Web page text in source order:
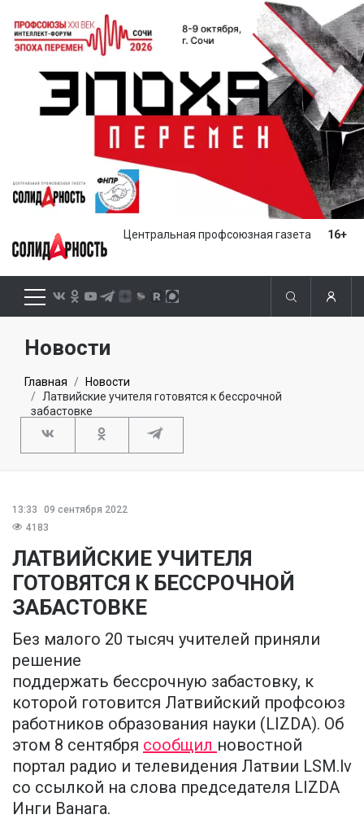
Центральная профсоюзная газета 16+
Новости
Главная
Новости
Латвийские учителя готовятся к бессрочной
забастовке
13:33
09 сентября 2022
4183
ЛАТВИЙСКИЕ УЧИТЕЛЯ
ГОТОВЯТСЯ К БЕССРОЧНОЙ
ЗАБАСТОВКЕ
Без малого 20 тысяч учителей приняли
решение
поддержать бессрочную забастовку, к
которой готовится Латвийский профсоюз
работников образования науки (LIZDA). Об
этом 8 сентября сообщил новостной
портал радио и телевидения Латвии LSM.lv
со ссылкой на слова председателя LIZDA
Инги Ванага.